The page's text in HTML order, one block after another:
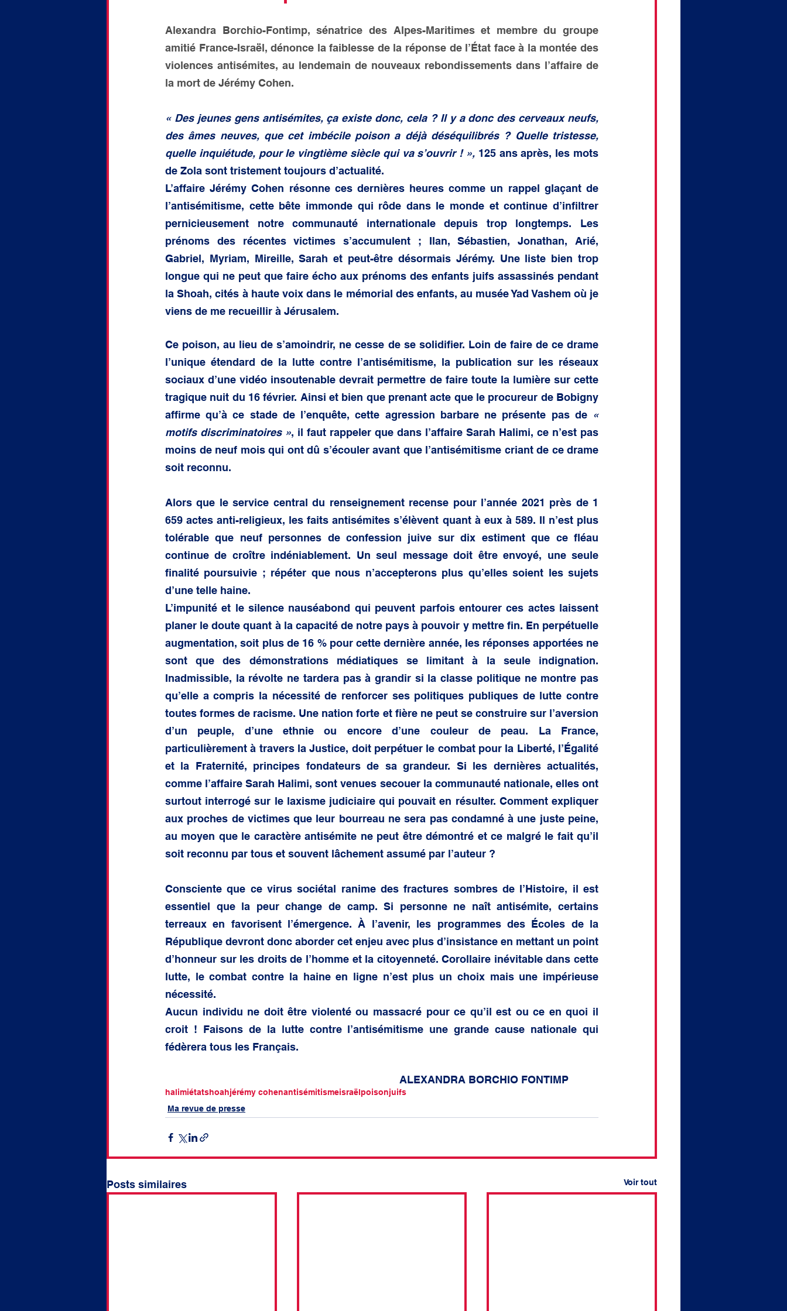
Discussion générale
Alexandra Borchio-Fontimp, sénatrice des Alpes-Maritimes et membre du groupe
amitié France-Israël, dénonce la faiblesse de la réponse de l’État face à la montée des
violences antisémites, au lendemain de nouveaux rebondissements dans l’affaire de
la mort de Jérémy Cohen.
« Des jeunes gens antisémites, ça existe donc, cela ? Il y a donc des cerveaux neufs,
des âmes neuves, que cet imbécile poison a déjà déséquilibrés ? Quelle tristesse,
quelle inquiétude, pour le vingtième siècle qui va s’ouvrir ! », 125 ans après, les mots
de Zola sont tristement toujours d’actualité.
L’affaire Jérémy Cohen résonne ces dernières heures comme un rappel glaçant de
l’antisémitisme, cette bête immonde qui rôde dans le monde et continue d’infiltrer
pernicieusement notre communauté internationale depuis trop longtemps. Les
prénoms des récentes victimes s’accumulent ; Ilan, Sébastien, Jonathan, Arié,
Gabriel, Myriam, Mireille, Sarah et peut-être désormais Jérémy. Une liste bien trop
longue qui ne peut que faire écho aux prénoms des enfants juifs assassinés pendant
la Shoah, cités à haute voix dans le mémorial des enfants, au musée Yad Vashem où je
viens de me recueillir à Jérusalem.
Ce poison, au lieu de s’amoindrir, ne cesse de se solidifier. Loin de faire de ce drame
l’unique étendard de la lutte contre l’antisémitisme, la publication sur les réseaux
sociaux d’une vidéo insoutenable devrait permettre de faire toute la lumière sur cette
tragique nuit du 16 février. Ainsi et bien que prenant acte que le procureur de Bobigny
affirme qu’à ce stade de l’enquête, cette agression barbare ne présente pas de «
motifs discriminatoires », il faut rappeler que dans l’affaire Sarah Halimi, ce n’est pas
moins de neuf mois qui ont dû s’écouler avant que l’antisémitisme criant de ce drame
soit reconnu.
Alors que le service central du renseignement recense pour l’année 2021 près de 1
659 actes anti-religieux, les faits antisémites s’élèvent quant à eux à 589. Il n’est plus
tolérable que neuf personnes de confession juive sur dix estiment que ce fléau
continue de croître indéniablement. Un seul message doit être envoyé, une seule
finalité poursuivie ; répéter que nous n’accepterons plus qu’elles soient les sujets
d’une telle haine.
L’impunité et le silence nauséabond qui peuvent parfois entourer ces actes laissent
planer le doute quant à la capacité de notre pays à pouvoir y mettre fin. En perpétuelle
augmentation, soit plus de 16 % pour cette dernière année, les réponses apportées ne
sont que des démonstrations médiatiques se limitant à la seule indignation.
Inadmissible, la révolte ne tardera pas à grandir si la classe politique ne montre pas
qu’elle a compris la nécessité de renforcer ses politiques publiques de lutte contre
toutes formes de racisme. Une nation forte et fière ne peut se construire sur l’aversion
d’un peuple, d’une ethnie ou encore d’une couleur de peau. La France,
particulièrement à travers la Justice, doit perpétuer le combat pour la Liberté, l’Égalité
et la Fraternité, principes fondateurs de sa grandeur. Si les dernières actualités,
comme l’affaire Sarah Halimi, sont venues secouer la communauté nationale, elles ont
surtout interrogé sur le laxisme judiciaire qui pouvait en résulter. Comment expliquer
aux proches de victimes que leur bourreau ne sera pas condamné à une juste peine,
au moyen que le caractère antisémite ne peut être démontré et ce malgré le fait qu’il
soit reconnu par tous et souvent lâchement assumé par l’auteur ?
Consciente que ce virus sociétal ranime des fractures sombres de l’Histoire, il est
essentiel que la peur change de camp. Si personne ne naît antisémite, certains
terreaux en favorisent l’émergence. À l’avenir, les programmes des Écoles de la
République devront donc aborder cet enjeu avec plus d’insistance en mettant un point
d’honneur sur les droits de l’homme et la citoyenneté. Corollaire inévitable dans cette
lutte, le combat contre la haine en ligne n’est plus un choix mais une impérieuse
nécessité.
Aucun individu ne doit être violenté ou massacré pour ce qu’il est ou ce en quoi il
croit ! Faisons de la lutte contre l’antisémitisme une grande cause nationale qui
fédèrera tous les Français.
										ALEXANDRA BORCHIO FONTIMP
halimiétatshoahjérémy cohenantisémitismeisraëlpoisonjuifs
Ma revue de presse
Posts similaires Voir tout